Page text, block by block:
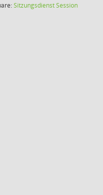
SitzungsdienstSession(Wird in